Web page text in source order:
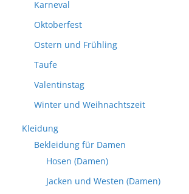
Karneval
Oktoberfest
Ostern und Frühling
Taufe
Valentinstag
Winter und Weihnachtszeit
Kleidung
Bekleidung für Damen
Hosen (Damen)
Jacken und Westen (Damen)